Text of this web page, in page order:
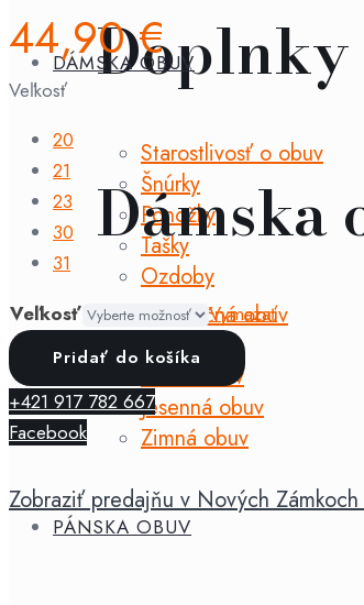
Doplnky
Starostlivosť o obuv
Šnúrky
Ponožky
Tašky
Ozdoby
ZNAČKY
DÁMSKA OBUV
Dámska
Celoročná obuv
Jarná obuv
Letná obuv
Jesenná obuv
Zimná obuv
PÁNSKA OBUV
44,90€
Veľkosť
20
21
23
30
31
Veľkosť
Vymazať
množstvo
Milash
-
Fun
fialové
Pridať do košíka
+421 917 782 667
Facebook
Zobraziť predajňu v Nových Zámkoch